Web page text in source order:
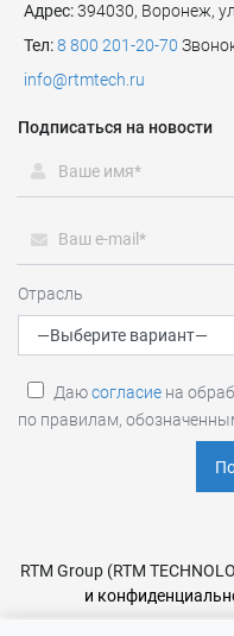
Адрес:394030, Воронеж,
Тел:8 800 201-20-70
info@rtmtech.ru
Подписаться на новости
Отрасль
Даюсогласие на
по правилам,
RTM Group (RTM
и